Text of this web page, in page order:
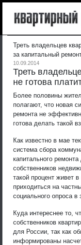
Треть владельцев
за капитальный
10.09.2014
Треть
не готова
Более половины
полагают, что новая
ремонта не
готова делать такой
Как известно в мае
система сбора
капитального
собственников
такой процент живет
приходиться на
социального опроса в
Куда интереснее то,
собственников
для России, так как
информированы